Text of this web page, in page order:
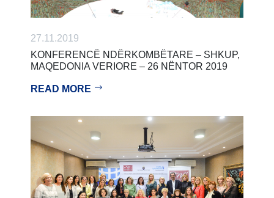
27.11.2019
KONFERENCË NDËRKOMBËTARE – SHKUP,
MAQEDONIA VERIORE – 26 NËNTOR 2019
READ MORE